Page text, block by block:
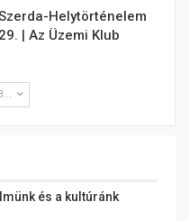
Helytörténelem
29. | Az Üzemi Klub
és a kultúránk